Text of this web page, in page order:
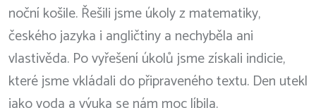
noční košile. Řešili jsme úkoly z matematiky,
českého jazyka i angličtiny a nechyběla ani
vlastivěda. Po vyřešení úkolů jsme získali indicie,
které jsme vkládali do připraveného textu. Den utekl